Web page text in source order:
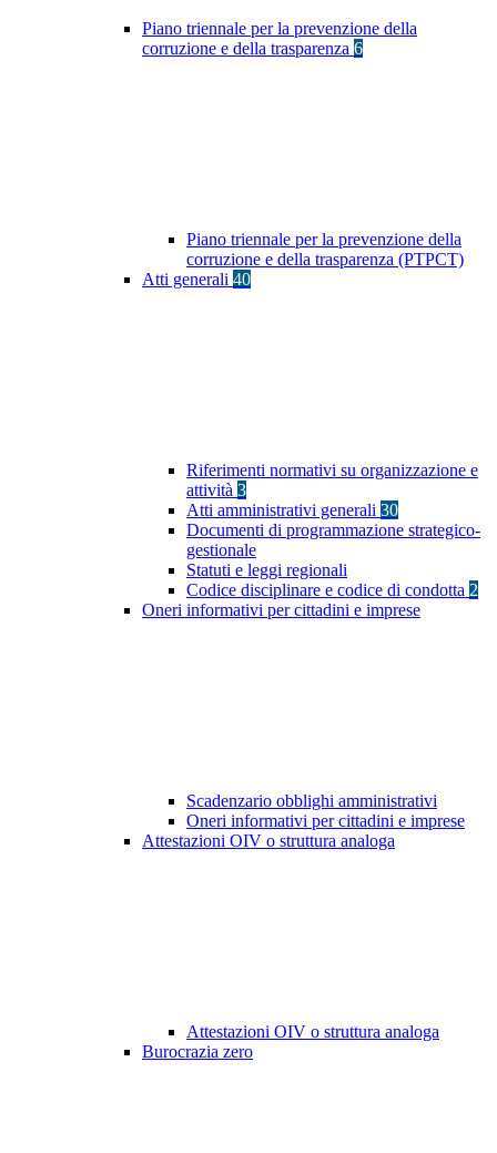
Piano triennale per la prevenzione della
corruzione e della trasparenza 6
Piano triennale per la prevenzione della
corruzione e della trasparenza (PTPCT)
Atti generali 40
Riferimenti normativi su organizzazione e
attività 3
Atti amministrativi generali 30
Documenti di programmazione strategico-
gestionale
Statuti e leggi regionali
Codice disciplinare e codice di condotta 2
Oneri informativi per cittadini e imprese
Scadenzario obblighi amministrativi
Oneri informativi per cittadini e imprese
Attestazioni OIV o struttura analoga
Attestazioni OIV o struttura analoga
Burocrazia zero